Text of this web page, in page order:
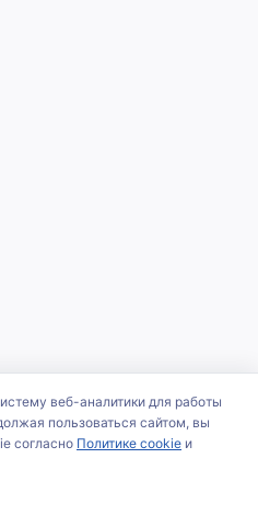
веб-аналитики для работы
пользоваться сайтом, вы
согласно Политике cookie и